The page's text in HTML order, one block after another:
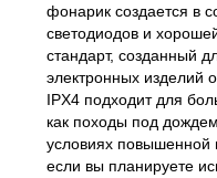
фонарик создается в
светодиодов и
стандарт, созданный
электронных изделий
IPX4 подходит для
как походы под
условиях повышенной
если вы планируете